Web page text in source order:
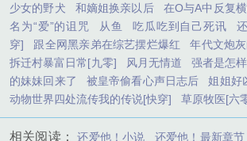
少女的野犬
和嫡姐换亲以后 在O与A中反复
名为“爱”的诅咒
从鱼 吃瓜吃到自己死讯
穿]
跟全网黑亲弟在综艺摆烂爆红
年代文炮
拆迁村暴富日常[九零]
风月无情道 强者是怎
的妹妹回来了
被皇帝偷看心声日志后 姐姐好
动物世界四处流传我的传说[快穿]
草原牧医[六
相关阅读： 还爱他！小说 还爱他！最新章节